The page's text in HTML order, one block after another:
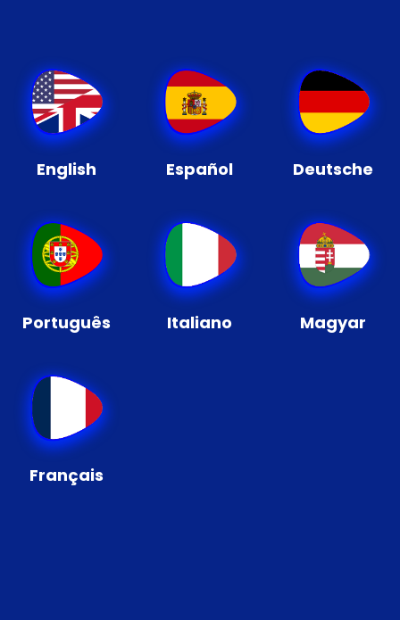
English Español Deutsche
Português Italiano Magyar
Français